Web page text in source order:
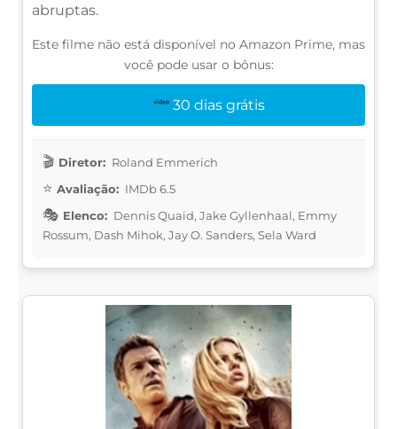
abruptas.
Este filme não está disponível no Amazon Prime, mas
você pode usar o bônus:
30 dias grátis
Diretor: Roland Emmerich
Avaliação: IMDb 6.5
Elenco: Dennis Quaid, Jake Gyllenhaal, Emmy
Rossum, Dash Mihok, Jay O. Sanders, Sela Ward